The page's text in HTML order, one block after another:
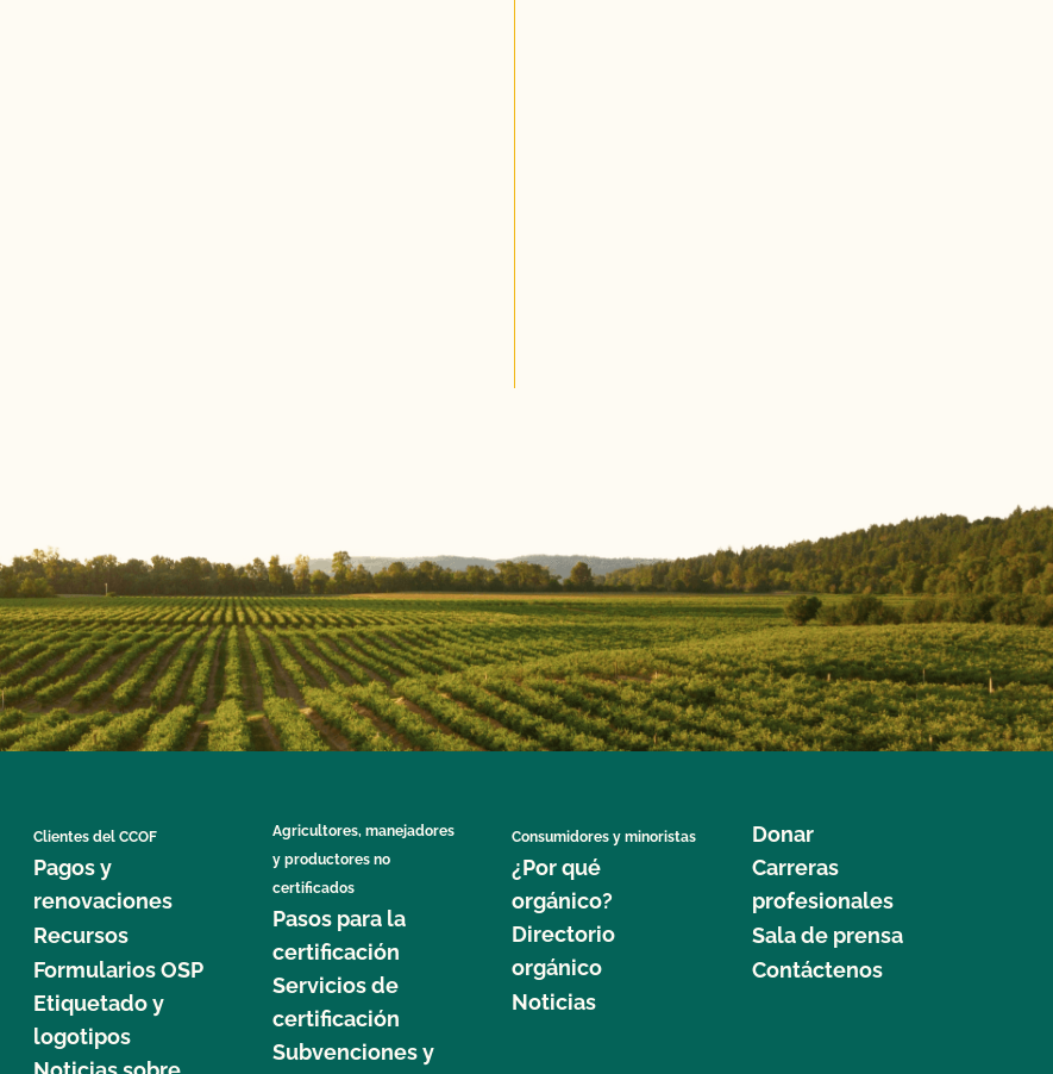
Clientes del CCOF
Pagos y
renovaciones
Recursos
Formularios OSP
Etiquetado y
logotipos
Agricultores, manejadores
y productores no
certificados
Pasos para la
certificación
Servicios de
certificación
Subvenciones y
Consumidores y minoristas
¿Por qué
orgánico?
Directorio
orgánico
Noticias
Donar
Carreras
profesionales
Sala de prensa
Contáctenos